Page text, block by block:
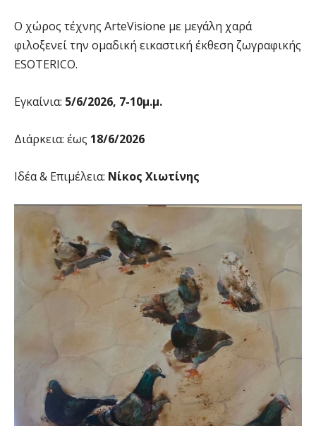
Ο χώρος τέχνης ArteVisione με μεγάλη χαρά
φιλοξενεί την ομαδική εικαστική έκθεση ζωγραφικής
ESOTERICO.
Εγκαίνια: 5/6/2026, 7-10μ.μ.
Διάρκεια: έως 18/6/2026
Ιδέα & Επιμέλεια: Νίκος Χιωτίνης